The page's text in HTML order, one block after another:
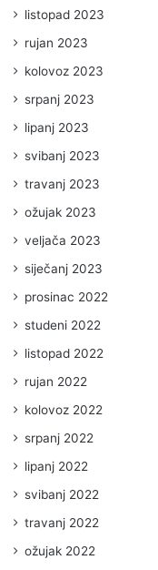
listopad 2023
rujan 2023
kolovoz 2023
srpanj 2023
lipanj 2023
svibanj 2023
travanj 2023
ožujak 2023
veljača 2023
siječanj 2023
prosinac 2022
studeni 2022
listopad 2022
rujan 2022
kolovoz 2022
srpanj 2022
lipanj 2022
svibanj 2022
travanj 2022
ožujak 2022